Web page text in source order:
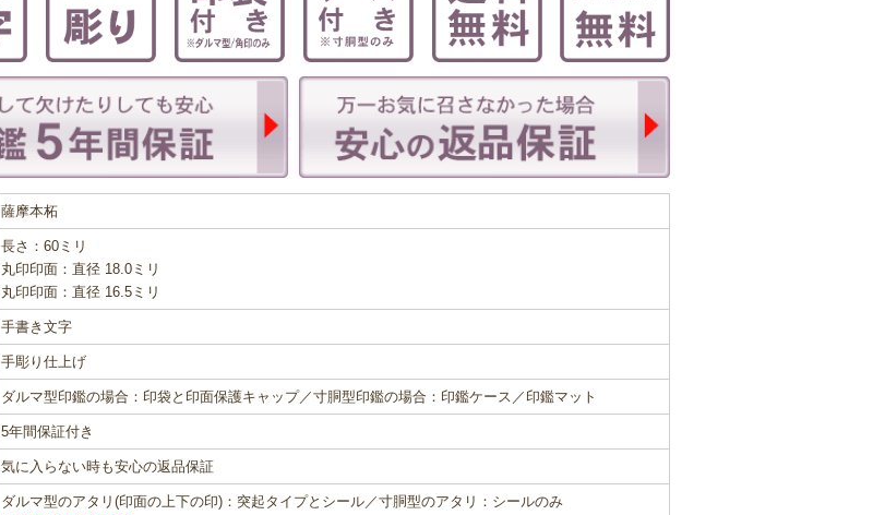
薩摩本柘
長さ：60ミリ
丸印印面：直径 18.0ミリ
丸印印面：直径 16.5ミリ
手書き文字
手彫り仕上げ
ダルマ型印鑑の場合：印袋と印面保護キャップ／寸胴型印鑑の場合：印鑑ケース／印鑑マット
5年間保証付き
気に入らない時も安心の返品保証
ダルマ型のアタリ(印面の上下の印)：突起タイプとシール／寸胴型のアタリ：シールのみ